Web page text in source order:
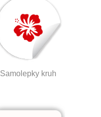
Samolepky kruh